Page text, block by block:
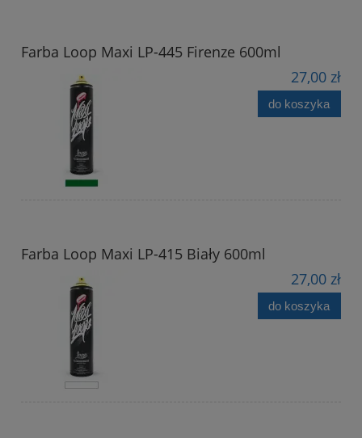
Farba Loop Maxi LP-445 Firenze 600ml
27,00 zł
do koszyka
Farba Loop Maxi LP-415 Biały 600ml
27,00 zł
do koszyka